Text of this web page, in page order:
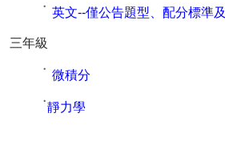
˙ 英文--僅公告題型、配分標準
三年級
˙ 微積分
˙靜力學